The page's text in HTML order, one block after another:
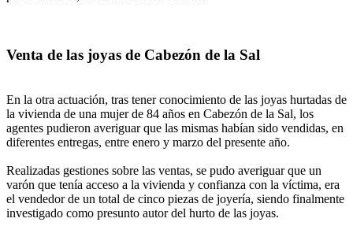
Venta de las joyas de Cabezón de la Sal
En la otra actuación, tras tener conocimiento de las joyas hurtadas de
la vivienda de una mujer de 84 años en Cabezón de la Sal, los
agentes pudieron averiguar que las mismas habían sido vendidas, en
diferentes entregas, entre enero y marzo del presente año.
Realizadas gestiones sobre las ventas, se pudo averiguar que un
varón que tenía acceso a la vivienda y confianza con la víctima, era
el vendedor de un total de cinco piezas de joyería, siendo finalmente
investigado como presunto autor del hurto de las joyas.